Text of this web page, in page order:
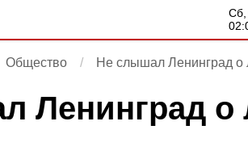
Общество Не слышал Ленинград о
Ленинград о